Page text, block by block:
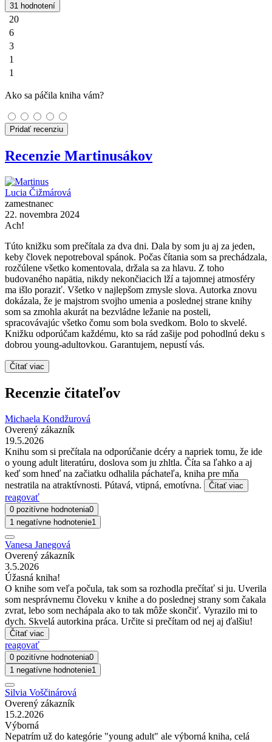
31 hodnotení
20
6
3
1
1
Ako sa páčila kniha vám?
Pridať recenziu
Recenzie Martinusákov
Lucia Čižmárová
zamestnanec
22. novembra 2024
Ach!
Túto knižku som prečítala za dva dni. Dala by som ju aj za jeden,
keby človek nepotreboval spánok. Počas čítania som sa prechádzala,
rozčúlene všetko komentovala, držala sa za hlavu. Z toho
budovaného napätia, nikdy nekončiacich lží a tajomnej atmosféry
ma išlo poraziť. Všetko v najlepšom zmysle slova. Autorka znovu
dokázala, že je majstrom svojho umenia a poslednej strane knihy
som sa zmohla akurát na bezvládne ležanie na posteli,
spracovávajúc všetko čomu som bola svedkom. Bolo to skvelé.
Knižku odporúčam každému, kto sa rád zašije pod pohodlnú deku s
dobrou young-adultovkou. Garantujem, nepustí vás.
Čítať viac
Recenzie čitateľov
Michaela Kondžurová
Overený zákazník
19.5.2026
Knihu som si prečítala na odporúčanie dcéry a napriek tomu, že ide
o young adult literatúru, doslova som ju zhltla. Číta sa ľahko a aj
keď som hneď na začiatku odhalila páchateľa, kniha pre mňa
nestratila na atraktívnosti. Pútavá, vtipná, emotívna.
Čítať viac
reagovať
0 pozitívne hodnotenia0
1 negatívne hodnotenie1
Vanesa Janegová
Overený zákazník
3.5.2026
Úžasná kniha!
O knihe som veľa počula, tak som sa rozhodla prečítať si ju. Uverila
som nesprávnemu človeku v knihe a do poslednej strany som čakala
zvrat, lebo som nechápala ako to tak môže skončiť. Vyrazilo mi to
dych. Skvelá autorkina práca. Určite si prečítam od nej aj ďalšiu!
Čítať viac
reagovať
0 pozitívne hodnotenia0
1 negatívne hodnotenie1
Silvia Voščinárová
Overený zákazník
15.2.2026
Výborná
Nepatrím už do kategórie "young adult" ale výborná kniha, celá